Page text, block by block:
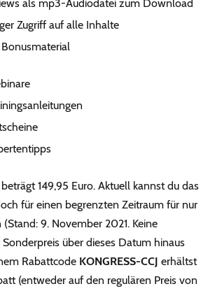
als mp3-Audiodatei zum Download
Zugriff auf alle Inhalte
149,95 Euro. Aktuell kannst du das
für einen begrenzten Zeitraum für nur
9. November 2021. Keine
über dieses Datum hinaus
Rabattcode KONGRESS-CCJ erhältst
(entweder auf den regulären Preis von